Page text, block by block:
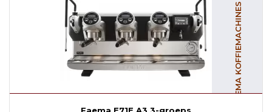
FAEMA KOFFIEMACHINES